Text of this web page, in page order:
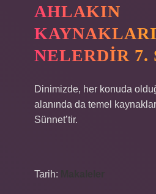
AHLAKIN
KAYNAKLARI
NELERDIR 7.
Dinimizde, her konuda
alanında da temel
Sünnet’tir.
Tarih: